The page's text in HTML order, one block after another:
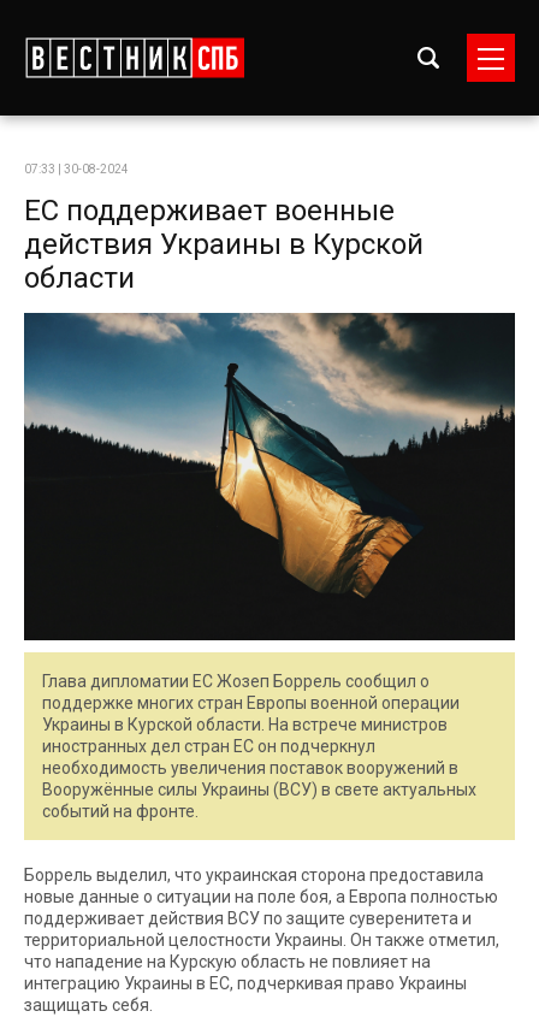
07:33 | 30-08-2024
ЕС поддерживает военные
действия Украины в Курской
области
Глава дипломатии ЕС Жозеп Боррель сообщил о
поддержке многих стран Европы военной операции
Украины в Курской области. На встрече министров
иностранных дел стран ЕС он подчеркнул
необходимость увеличения поставок вооружений в
Вооружённые силы Украины (ВСУ) в свете актуальных
событий на фронте.
Боррель выделил, что украинская сторона предоставила
новые данные о ситуации на поле боя, а Европа полностью
поддерживает действия ВСУ по защите суверенитета и
территориальной целостности Украины. Он также отметил,
что нападение на Курскую область не повлияет на
интеграцию Украины в ЕС, подчеркивая право Украины
защищать себя.